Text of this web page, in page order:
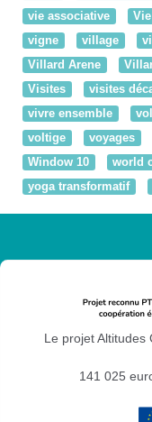
vie associative
vigne
village
Villard Arene
Visites
visites
vivre ensemble
voltige
voyages
Window 10
world
yoga transformatif
Le projet
141 025